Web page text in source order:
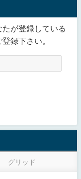
が登録している
録下さい。
グリッド